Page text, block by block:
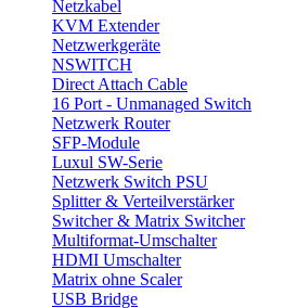
Netzkabel
KVM Extender
Netzwerkgeräte
NSWITCH
Direct Attach Cable
16 Port - Unmanaged Switch
Netzwerk Router
SFP-Module
Luxul SW-Serie
Netzwerk Switch PSU
Splitter & Verteilverstärker
Switcher & Matrix Switcher
Multiformat-Umschalter
HDMI Umschalter
Matrix ohne Scaler
USB Bridge